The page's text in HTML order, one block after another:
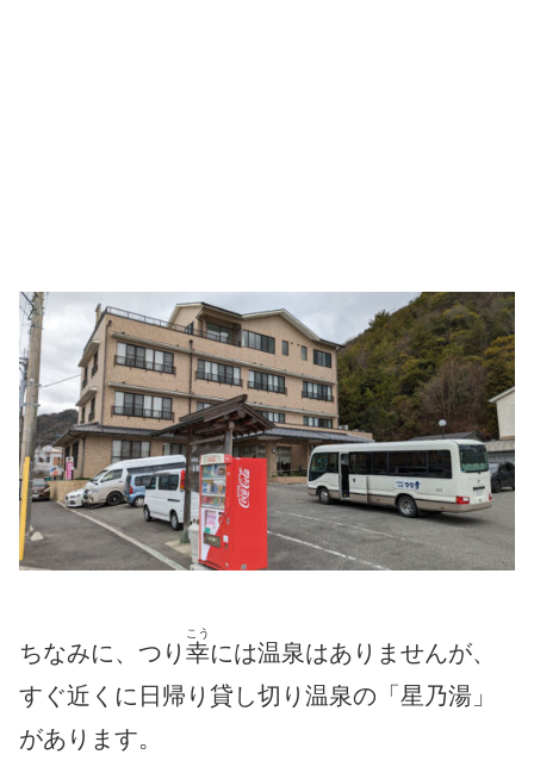
ちなみに、つり 幸
こう
には温泉はありませんが、
すぐ近くに日帰り貸し切り温泉の「星乃湯」
があります。